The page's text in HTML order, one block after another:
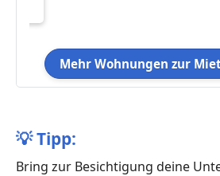
Mehr Wohnungen zur
💡Tipp:
Bring zur Besichtigung deine